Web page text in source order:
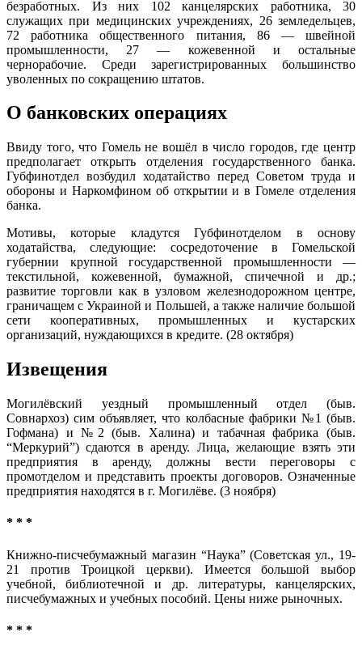
безработных. Из них 102 канцелярских работника, 30
служащих при медицинских учреждениях, 26 земледельцев,
72 работника общественного питания, 86 — швейной
промышленности, 27 — кожевенной и остальные
чернорабочие. Среди зарегистрированных большинство
уволенных по сокращению штатов.
О банковских операциях
Ввиду того, что Гомель не вошёл в число городов, где центр
предполагает открыть отделения государственного банка.
Губфинотдел возбудил ходатайство перед Советом труда и
обороны и Наркомфином об открытии и в Гомеле отделения
банка.
Мотивы, которые кладутся Губфинотделом в основу
ходатайства, следующие: сосредоточение в Гомельской
губернии крупной государственной промышленности —
текстильной, кожевенной, бумажной, спичечной и др.;
развитие торговли как в узловом железнодорожном центре,
граничащем с Украиной и Польшей, а также наличие большой
сети кооперативных, промышленных и кустарских
организаций, нуждающихся в кредите. (28 октября)
Извещения
Могилёвский уездный промышленный отдел (быв.
Совнархоз) сим объявляет, что колбасные фабрики №1 (быв.
Гофмана) и №2 (быв. Халина) и табачная фабрика (быв.
“Меркурий”) сдаются в аренду. Лица, желающие взять эти
предприятия в аренду, должны вести переговоры с
промотделом и представить проекты договоров. Означенные
предприятия находятся в г. Могилёве. (3 ноября)
* * *
Книжно-писчебумажный магазин “Наука” (Советская ул., 19-
21 против Троицкой церкви). Имеется большой выбор
учебной, библиотечной и др. литературы, канцелярских,
писчебумажных и учебных пособий. Цены ниже рыночных.
* * *